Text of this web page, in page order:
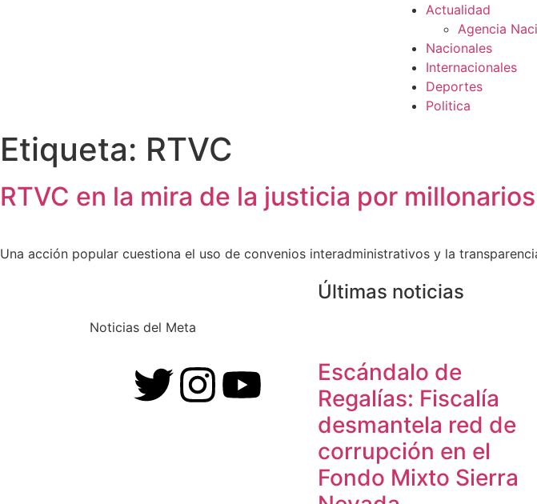
Actualidad
Agencia
Nacionales
Internacionales
Deportes
Politica
Etiqueta: RTVC
RTVC en la mira de la justicia por
Una acción popular cuestiona el uso de convenios interadministrativos y la
Noticias del Meta
Últimas noticias
Escándalo de
Regalías: Fiscalía
desmantela red de
corrupción en el
Fondo Mixto Sierra